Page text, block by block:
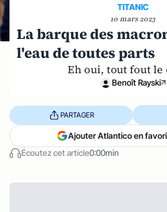
TITANIC
10 mars 2023
La barque des
l'eau de toutes parts
Eh oui, tout fout le
Benoît Rayski
Écoutez cet article0:00min
PARTAGER
Ajouter Atlantico en